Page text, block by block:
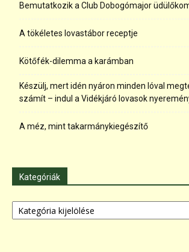
Bemutatkozik a Club Dobogómajor
A tökéletes lovastábor receptje
Kötőfék-dilemma a karámban
Készülj, mert idén nyáron minden lóval
számít – indul a Vidékjáró lovasok
A méz, mint takarmánykiegészítő
Kategóriák
Kategóriák